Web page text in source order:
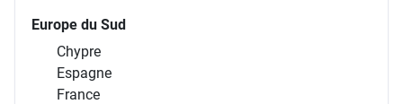
Europe du Sud
Chypre
Espagne
France